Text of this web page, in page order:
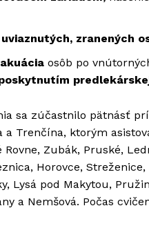
zranených
osôb po
sa zúčastnilo pätnásť
a Trenčína, ktorým
Rovne, Zubák, Pruské,
Horovce,
Lysá pod Makytou,
a Nemšová. Počas